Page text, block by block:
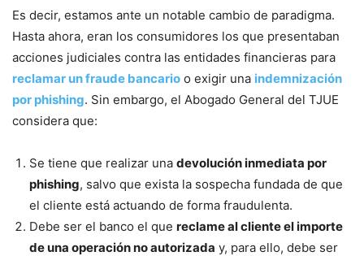
Es decir, estamos ante un notable cambio de paradigma.
Hasta ahora, eran los consumidores los que presentaban
acciones judiciales contra las entidades financieras para
reclamar un fraude bancario o exigir una indemnización
por phishing. Sin embargo, el Abogado General del TJUE
considera que:
Se tiene que realizar una devolución inmediata por
phishing, salvo que exista la sospecha fundada de que
el cliente está actuando de forma fraudulenta.
Debe ser el banco el que reclame al cliente el importe
de una operación no autorizada y, para ello, debe ser